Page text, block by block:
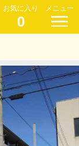
お気に入り
0
メニュー